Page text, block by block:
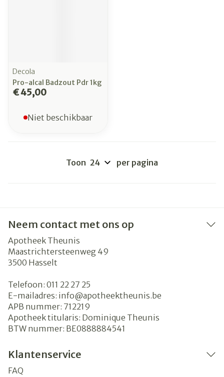
Decola
Pro-alcal Badzout Pdr 1kg
€ 45,00
Niet beschikbaar
Toon per pagina
Neem contact met ons op
Apotheek Theunis
Maastrichtersteenweg 49
3500 Hasselt
Telefoon: 011 22 27 25
E-mailadres: info@apotheektheunis.be
APB nummer: 712219
Apotheek titularis: Dominique Theunis
BTW nummer: BE0888884541
Klantenservice
FAQ